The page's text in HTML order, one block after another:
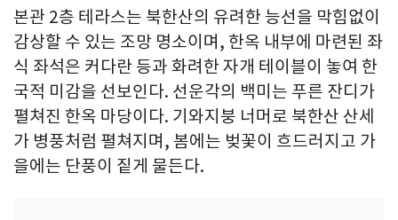
본관 2층 테라스는 북한산의 유려한 능선을 막힘없이
감상할 수 있는 조망 명소이며, 한옥 내부에 마련된 좌
식 좌석은 커다란 등과 화려한 자개 테이블이 놓여 한
국적 미감을 선보인다. 선운각의 백미는 푸른 잔디가
펼쳐진 한옥 마당이다. 기와지붕 너머로 북한산 산세
가 병풍처럼 펼쳐지며, 봄에는 벚꽃이 흐드러지고 가
을에는 단풍이 짙게 물든다.